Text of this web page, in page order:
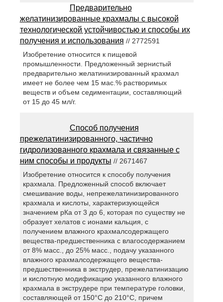
Предварительно
желатинизированные крахмалы с высокой
технологической устойчивостью и способы их
получения и использования // 2772591
Изобретение относится к пищевой
промышленности. Предложенный зернистый
предварительно желатинизированный крахмал
имеет не более чем 15 мас.% растворимых
веществ и объем седиментации, составляющий
от 15 до 45 мл/г.
Способ получения
прежелатинизированного, частично
гидролизованного крахмала и связанные с
ним способы и продукты // 2671467
Изобретение относится к способу получения
крахмала. Предложенный способ включает
смешивание воды, непрежелатинизированного
крахмала и кислоты, характеризующейся
значением рКа от 3 до 6, которая по существу не
образует хелатов с ионами кальция, с
получением влажного крахмалсодержащего
вещества-предшественника с влагосодержанием
от 8% масс., до 25% масс., подачу указанного
влажного крахмалсодержащего вещества-
предшественника в экструдер, прежелатинизацию
и кислотную модификацию указанного влажного
крахмала в экструдере при температуре головки,
составляющей от 150°С до 210°С, причем